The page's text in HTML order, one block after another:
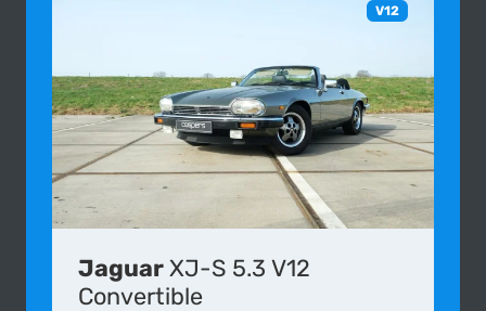
V12
Jaguar XJ-S 5.3 V12
Convertible